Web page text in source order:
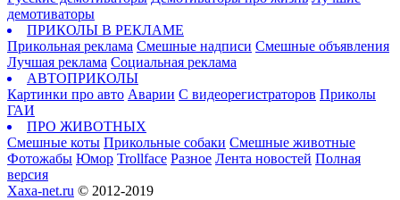
демотиваторы
ПРИКОЛЫ В РЕКЛАМЕ
Прикольная реклама Смешные надписи Смешные объявления
Лучшая реклама Социальная реклама
АВТОПРИКОЛЫ
Картинки про авто Аварии С видеорегистраторов Приколы
ГАИ
ПРО ЖИВОТНЫХ
Смешные коты Прикольные собаки Смешные животные
Фотожабы Юмор Trollface Разное Лента новостей Полная
версия
Xaxa-net.ru © 2012-2019